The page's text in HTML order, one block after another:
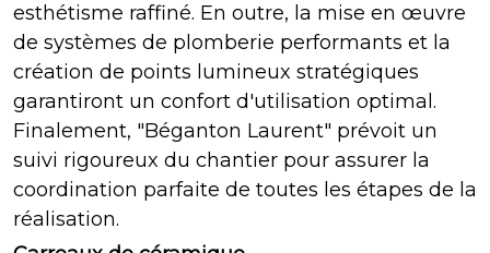
esthétisme raffiné. En outre, la mise en œuvre
de systèmes de plomberie performants et la
création de points lumineux stratégiques
garantiront un confort d'utilisation optimal.
Finalement, "Béganton Laurent" prévoit un
suivi rigoureux du chantier pour assurer la
coordination parfaite de toutes les étapes de la
réalisation.